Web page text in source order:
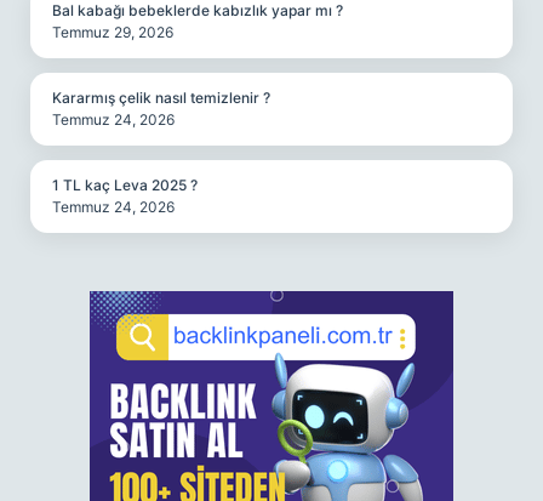
Bal kabağı bebeklerde kabızlık yapar mı ?
Temmuz 29, 2026
Kararmış çelik nasıl temizlenir ?
Temmuz 24, 2026
1 TL kaç Leva 2025 ?
Temmuz 24, 2026